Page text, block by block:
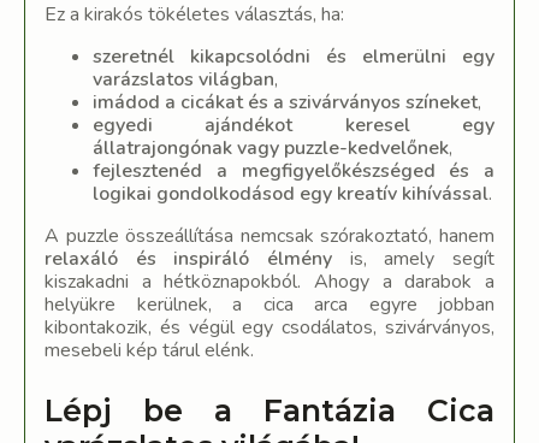
Ez a kirakós tökéletes választás, ha:
szeretnél kikapcsolódni és elmerülni egy
varázslatos világban,
imádod a cicákat és a szivárványos színeket,
egyedi ajándékot keresel egy
állatrajongónak vagy puzzle-kedvelőnek,
fejlesztenéd a megfigyelőkészséged és a
logikai gondolkodásod egy kreatív kihívással.
A puzzle összeállítása nemcsak szórakoztató, hanem
relaxáló és inspiráló élmény is, amely segít
kiszakadni a hétköznapokból. Ahogy a darabok a
helyükre kerülnek, a cica arca egyre jobban
kibontakozik, és végül egy csodálatos, szivárványos,
mesebeli kép tárul elénk.
Lépj be a Fantázia Cica